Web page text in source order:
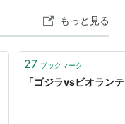
もっと見る
27 ブックマーク
「ゴジラvsビオラン